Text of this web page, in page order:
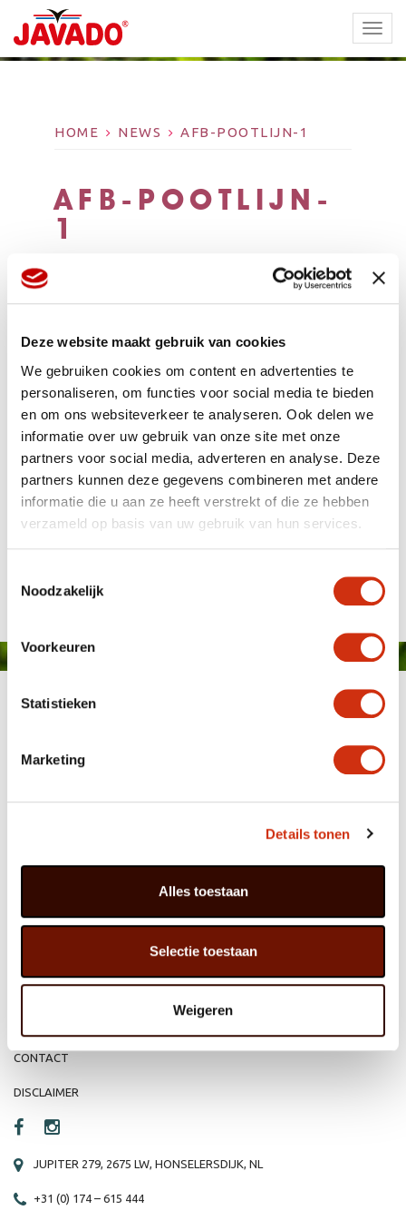
Deze website maakt gebruik van cookies
We gebruiken cookies om content en advertenties te
personaliseren, om functies voor social media te bieden
en om ons websiteverkeer te analyseren. Ook delen we
informatie over uw gebruik van onze site met onze
partners voor social media, adverteren en analyse. Deze
partners kunnen deze gegevens combineren met andere
informatie die u aan ze heeft verstrekt of die ze hebben
verzameld op basis van uw gebruik van hun services.
Noodzakelijk
Voorkeuren
Statistieken
Marketing
Details tonen
Alles toestaan
Selectie toestaan
Weigeren
HOME NEWS AFB-POOTLIJN-1
AFB-POOTLIJN-
1
HOME
PRODUCTEN
WEBSHOP
NIEUWS
VACATURE
CONTACT
DISCLAIMER
JUPITER 279, 2675 LW, HONSELERSDIJK, NL
+31 (0) 174 – 615 444